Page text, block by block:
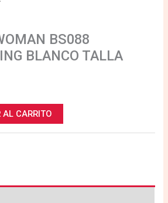
BS088
BLANCO TALLA
AL CARRITO